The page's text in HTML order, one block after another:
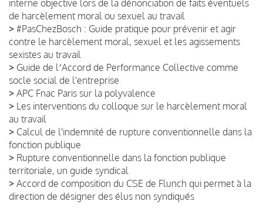
interne objective lors de la dénonciation de faits éventuels
de harcèlement moral ou sexuel au travail
> #PasChezBosch : Guide pratique pour prévenir et agir
contre le harcèlement moral, sexuel et les agissements
sexistes au travail
> Guide de lʼAccord de Performance Collective comme
socle social de l'entreprise
> APC Fnac Paris sur la polyvalence
> Les interventions du colloque sur le harcèlement moral
au travail
> Calcul de l'indemnité de rupture conventionnelle dans la
fonction publique
> Rupture conventionnelle dans la fonction publique
territoriale, un guide syndical
> Accord de composition du CSE de Flunch qui permet à la
direction de désigner des élus non syndiqués